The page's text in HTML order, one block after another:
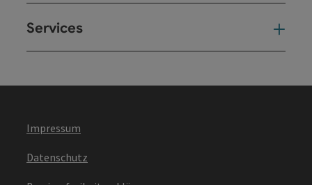
Services
Impressum
Datenschutz